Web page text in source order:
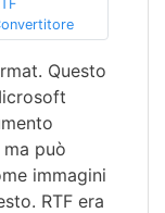
Questo
può
immagini
RTF era